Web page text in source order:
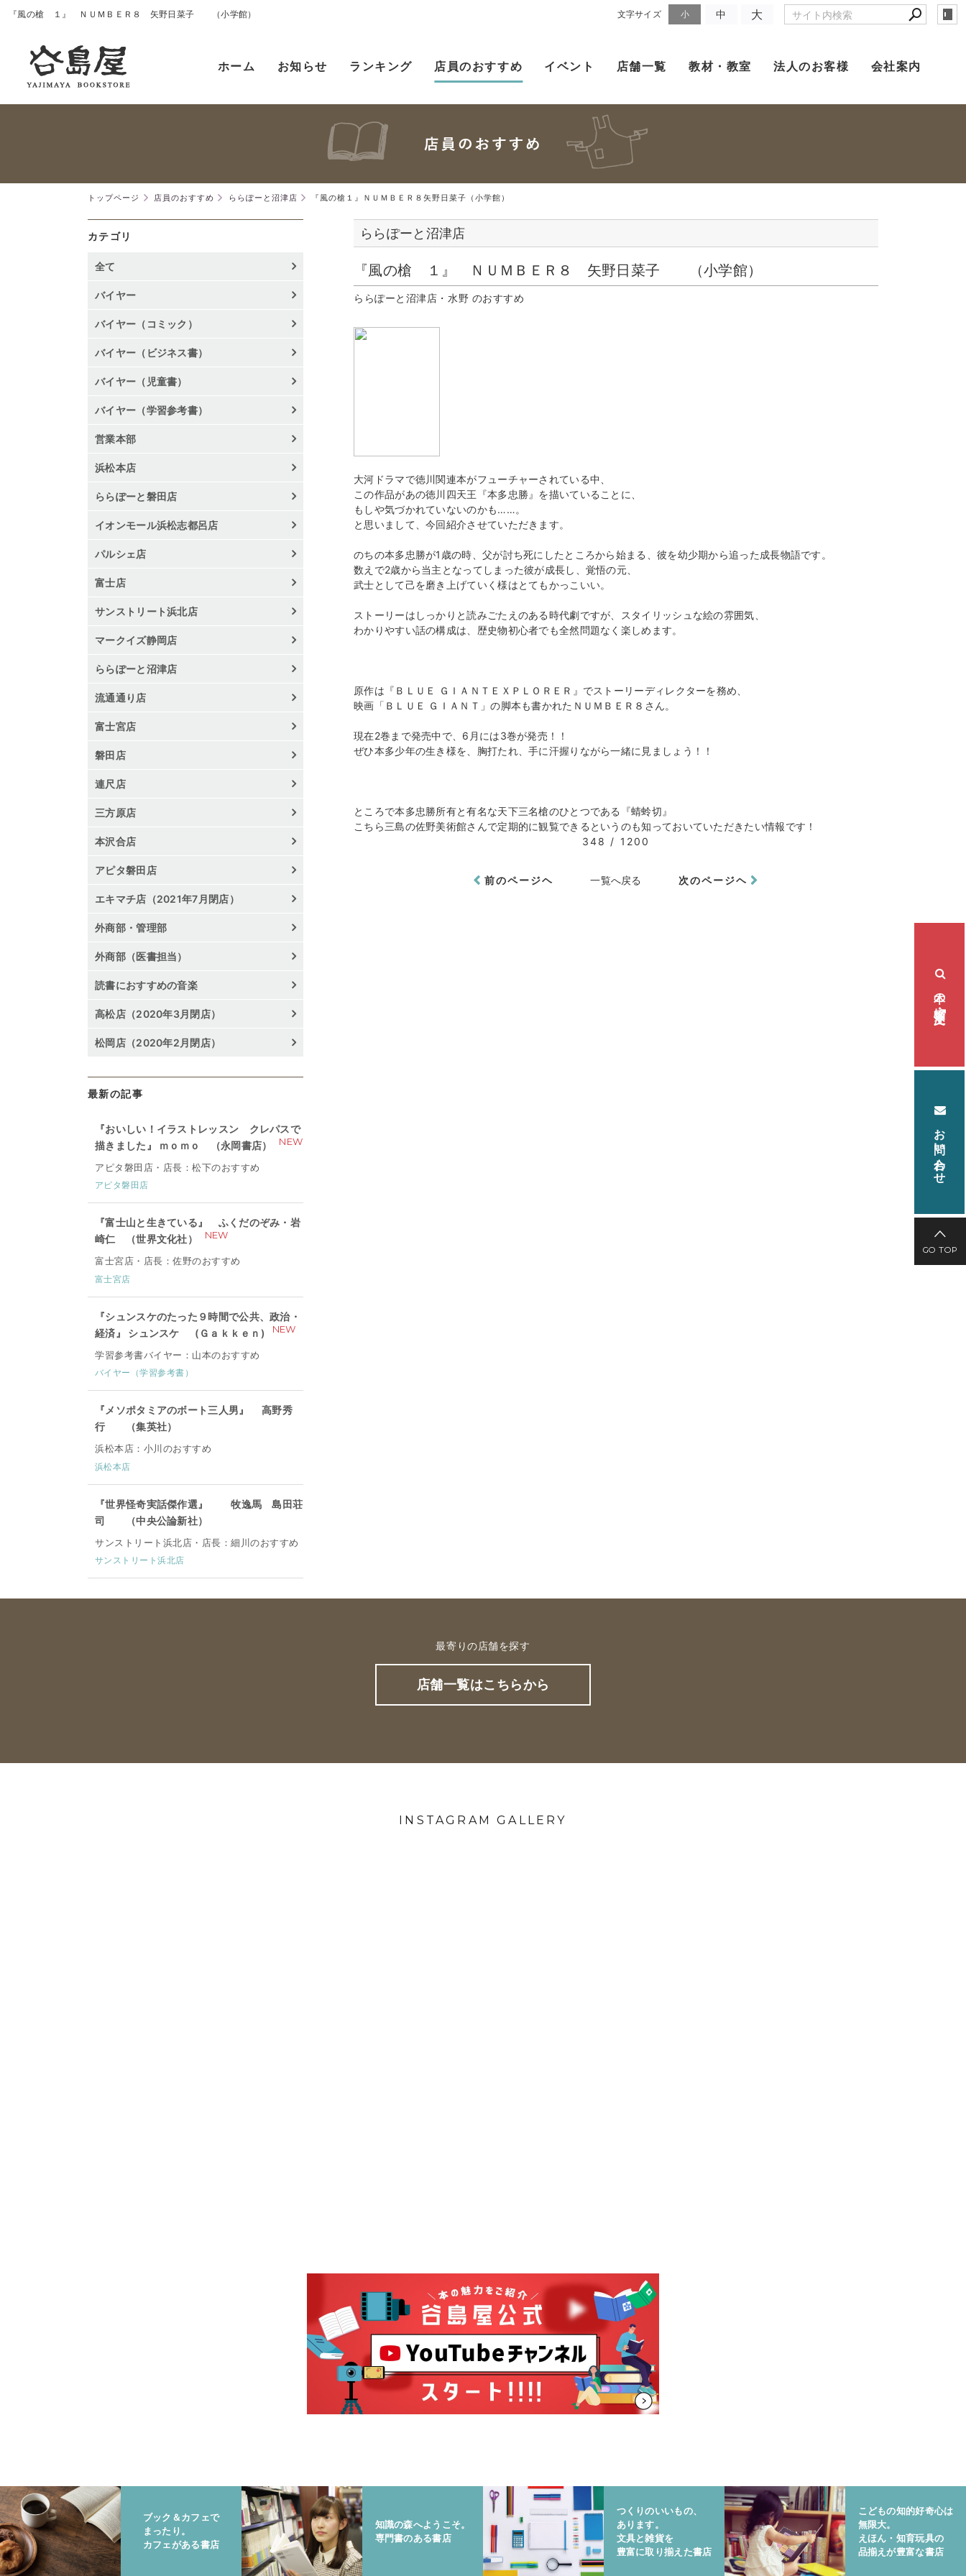
『風の槍 １』 ＮＵＭＢＥＲ８ 矢野日菜子 （小学館） 文字サイズ 小 中 大
本の検索・注文
お問い合わせ
GO TOP
ホーム お知らせ ランキング 店員のおすすめ イベント 店舗一覧 教材・教室 法人のお客様 会社案内
トップページ 店員のおすすめ ららぽーと沼津店 『風の槍１』ＮＵＭＢＥＲ８矢野日菜子（小学館）
ららぽーと沼津店
『風の槍 １』 ＮＵＭＢＥＲ８ 矢野日菜子 （小学館）
ららぽーと沼津店・水野 のおすすめ
大河ドラマで徳川関連本がフューチャーされている中、
この作品があの徳川四天王『本多忠勝』を描いていることに、
もしや気づかれていないのかも……。
と思いまして、今回紹介させていただきます。
のちの本多忠勝が1歳の時、父が討ち死にしたところから始まる、彼を幼少期から追った成長物語です。
数えで2歳から当主となってしまった彼が成長し、覚悟の元、
武士として己を磨き上げていく様はとてもかっこいい。
ストーリーはしっかりと読みごたえのある時代劇ですが、スタイリッシュな絵の雰囲気、
わかりやすい話の構成は、歴史物初心者でも全然問題なく楽しめます。
原作は『ＢＬＵＥ ＧＩＡＮＴＥＸＰＬＯＲＥＲ』でストーリーディレクターを務め、
映画「ＢＬＵＥ ＧＩＡＮＴ」の脚本も書かれたＮＵＭＢＥＲ８さん。
現在2巻まで発売中で、6月には3巻が発売！！
ぜひ本多少年の生き様を、胸打たれ、手に汗握りながら一緒に見ましょう！！
ところで本多忠勝所有と有名な天下三名槍のひとつである『蜻蛉切』
こちら三島の佐野美術館さんで定期的に観覧できるというのも知っておいていただきたい情報です！
348 / 1200
前のページヘ 一覧へ戻る 次のページヘ
カテゴリ
全て
バイヤー
バイヤー（コミック）
バイヤー（ビジネス書）
バイヤー（児童書）
バイヤー（学習参考書）
営業本部
浜松本店
ららぽーと磐田店
イオンモール浜松志都呂店
パルシェ店
富士店
サンストリート浜北店
マークイズ静岡店
ららぽーと沼津店
流通通り店
富士宮店
磐田店
連尺店
三方原店
本沢合店
アピタ磐田店
エキマチ店（2021年7月閉店）
外商部・管理部
外商部（医書担当）
読書におすすめの音楽
高松店（2020年3月閉店）
松岡店（2020年2月閉店）
最新の記事
『おいしい！イラストレッスン クレパスで
描きました』 ｍｏｍｏ （永岡書店）
NEW
アピタ磐田店・店長：松下のおすすめ
アピタ磐田店
『富士山と生きている』 ふくだのぞみ・岩
崎仁 （世界文化社）
NEW
富士宮店・店長：佐野のおすすめ
富士宮店
『シュンスケのたった９時間で公共、政治・
経済』 シュンスケ (Ｇａｋｋｅｎ)
NEW
学習参考書バイヤー：山本のおすすめ
バイヤー（学習参考書）
『メソポタミアのボート三人男』 高野秀
行 （集英社）
浜松本店：小川のおすすめ
浜松本店
『世界怪奇実話傑作選』 牧逸馬 島田荘
司 （中央公論新社）
サンストリート浜北店・店長：細川のおすすめ
サンストリート浜北店
最寄りの店舗を探す
店舗一覧はこちらから
INSTAGRAM GALLERY
ブック＆カフェで
まったり。
カフェがある書店
知識の森へようこそ。
専門書のある書店
つくりのいいもの、
あります。
文具と雑貨を
豊富に取り揃えた書店
こどもの知的好奇心は
無限大。
えほん・知育玩具の
品揃えが豊富な書店